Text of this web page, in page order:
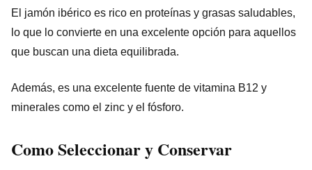
El jamón ibérico es rico en proteínas y grasas saludables,
lo que lo convierte en una excelente opción para aquellos
que buscan una dieta equilibrada.
Además, es una excelente fuente de vitamina B12 y
minerales como el zinc y el fósforo.
Como Seleccionar y Conservar